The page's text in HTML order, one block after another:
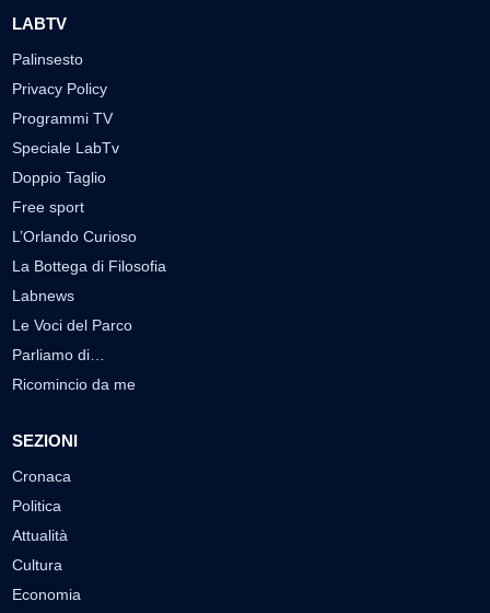
LABTV
Palinsesto
Privacy Policy
Programmi TV
Speciale LabTv
Doppio Taglio
Free sport
L’Orlando Curioso
La Bottega di Filosofia
Labnews
Le Voci del Parco
Parliamo di…
Ricomincio da me
SEZIONI
Cronaca
Politica
Attualità
Cultura
Economia